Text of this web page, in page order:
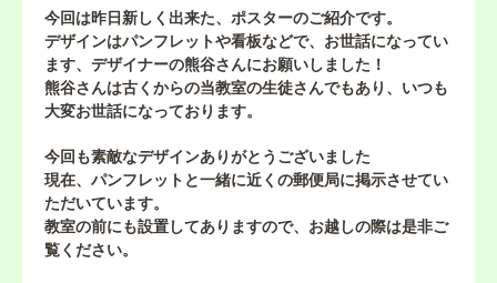
今回は昨日新しく出来た、ポスターのご紹介です。
デザインはパンフレットや看板などで、お世話になってい
ます、デザイナーの熊谷さんにお願いしました！
熊谷さんは古くからの当教室の生徒さんでもあり、いつも
大変お世話になっております。
今回も素敵なデザインありがとうございました
現在、パンフレットと一緒に近くの郵便局に掲示させてい
ただいています。
教室の前にも設置してありますので、お越しの際は是非ご
覧ください。